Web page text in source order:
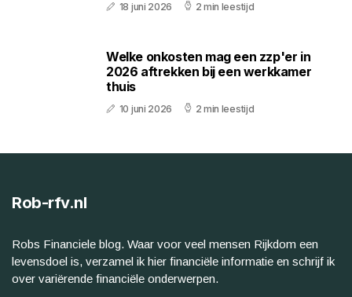
18 juni 2026 2 min leestijd
Welke onkosten mag een zzp'er in
2026 aftrekken bij een werkkamer
thuis
10 juni 2026 2 min leestijd
Rob-rfv.nl
Robs Financiele blog. Waar voor veel mensen Rijkdom een
levensdoel is, verzamel ik hier financiële informatie en schrijf ik
over variërende financiële onderwerpen.